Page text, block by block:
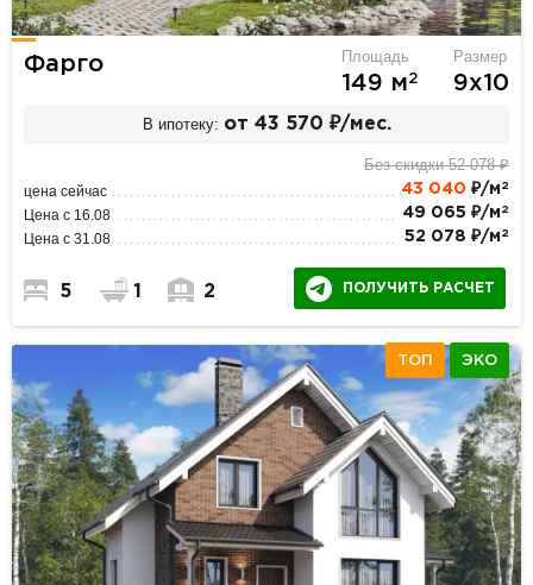
Фарго Площадь
149 м2
Размер
9х10
В ипотеку: от 43 570 ₽/мес.
Без скидки 52 078 ₽
цена сейчас 43 040 ₽/м 2
Цена с 16.08 49 065 ₽/м 2
Цена с 31.08 52 078 ₽/м 2
5 1 2 ПОЛУЧИТЬ РАСЧЕТ
ТОП ЭКО